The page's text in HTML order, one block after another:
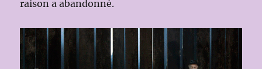
raison a abandonné.